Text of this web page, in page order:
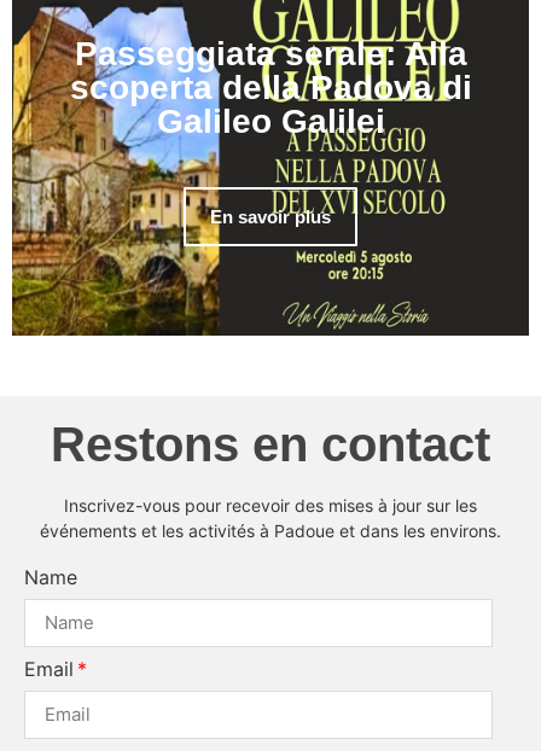
Passeggiata serale: Alla
scoperta della Padova di
Galileo Galilei
En savoir plus
Restons en contact
Inscrivez-vous pour recevoir des mises à jour sur les
événements et les activités à Padoue et dans les environs.
Name
Email